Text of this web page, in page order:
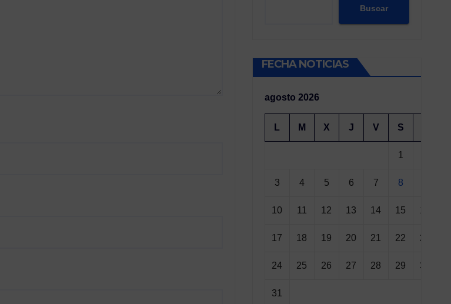
Buscar
FECHA NOTICIAS
agosto 2026
L M X J V S
1
3 4 5 6 7 8
10 11 12 13 14 15 16
17 18 19 20 21 22 23
24 25 26 27 28 29 30
31